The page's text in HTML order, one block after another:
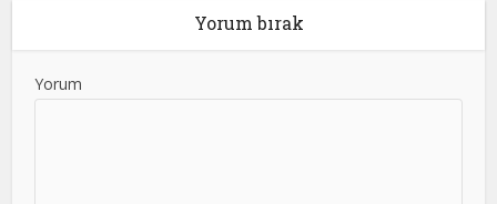
Yorum bırak
Yorum